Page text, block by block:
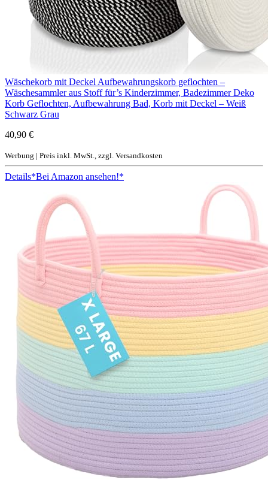
Wäschekorb mit Deckel Aufbewahrungskorb geflochten –
Wäschesammler aus Stoff für’s Kinderzimmer, Badezimmer Deko
Korb Geflochten, Aufbewahrung Bad, Korb mit Deckel – Weiß
Schwarz Grau
40,90 €
Werbung | Preis inkl. MwSt., zzgl. Versandkosten
Details*Bei Amazon ansehen!*